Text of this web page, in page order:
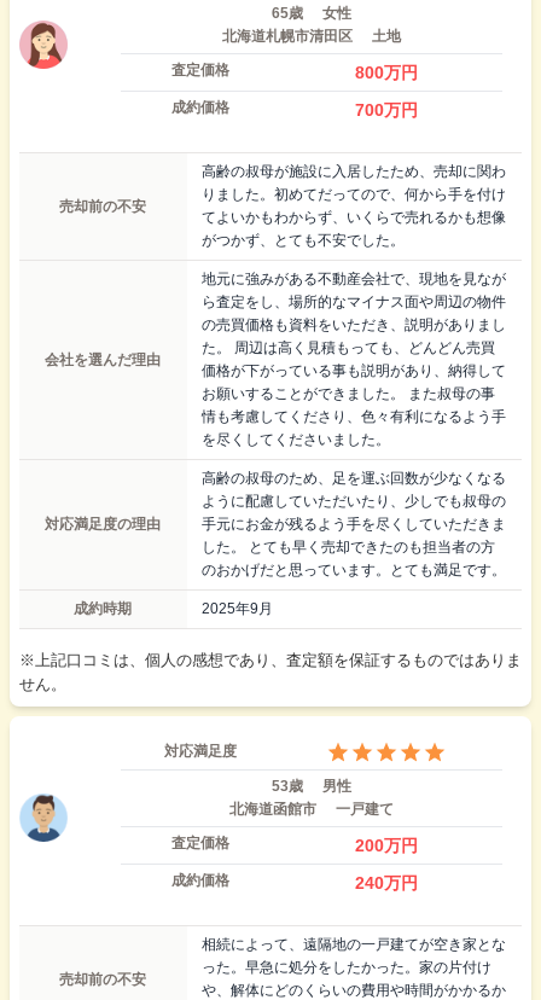
65歳
女性
北海道札幌市清田区
土地
査定価格
800万円
成約価格 700万円
売却前の不安
高齢の叔母が施設に入居したため、売却に関わ
りました。初めてだってので、何から手を付け
てよいかもわからず、いくらで売れるかも想像
がつかず、とても不安でした。
会社を選んだ理由
地元に強みがある不動産会社で、現地を見なが
ら査定をし、場所的なマイナス面や周辺の物件
の売買価格も資料をいただき、説明がありまし
た。 周辺は高く見積もっても、どんどん売買
価格が下がっている事も説明があり、納得して
お願いすることができました。 また叔母の事
情も考慮してくださり、色々有利になるよう手
を尽くしてくださいました。
対応満足度の理由
高齢の叔母のため、足を運ぶ回数が少なくなる
ように配慮していただいたり、少しでも叔母の
手元にお金が残るよう手を尽くしていただきま
した。 とても早く売却できたのも担当者の方
のおかげだと思っています。とても満足です。
成約時期 2025年9月
※上記口コミは、個人の感想であり、査定額を保証するものではありま
せん。
対応満足度
53歳
男性
北海道函館市
一戸建て
査定価格
200万円
成約価格 240万円
売却前の不安
相続によって、遠隔地の一戸建てが空き家とな
った。早急に処分をしたかった。家の片付け
や、解体にどのくらいの費用や時間がかかるか